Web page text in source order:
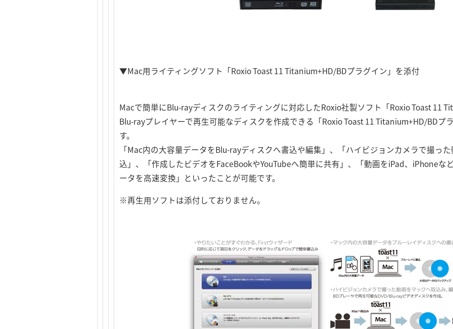
▼Mac用ライティングソフト「Roxio Toast 11 Titanium+HD/BDプラグイン」を添付
Macで簡単にBlu-rayディスクのライティングに対応したRoxio社製ソフト「Roxio Toast 11
Blu-rayプレイヤーで再生可能なディスクを作成できる「Roxio Toast 11 Titanium+HD/BDプ
す。
「Mac内の大容量データをBlu-rayディスクへ書込や編集」、「ハイビジョンカメラで撮っ
込」、「作成したビデオをFaceBookやYouTubeへ簡単に共有」、「動画をiPad、iPhoneな
ータを高速変換」といったことが可能です。
※再生用ソフトは添付しておりません。